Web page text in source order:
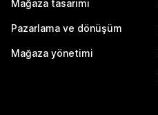
Mağaza tasarımı
Pazarlama ve dönüşüm
Mağaza yönetimi